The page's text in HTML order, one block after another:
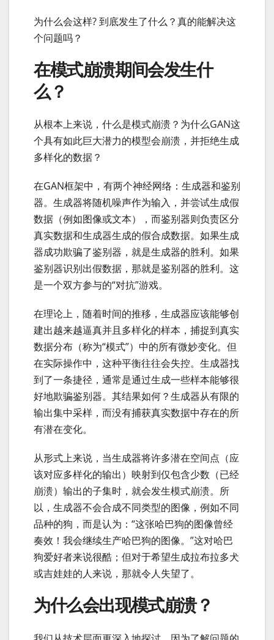
为什么会这样? 到底发生了什么？真的能解决这
个问题吗？
在模式崩溃期间会发生什
么？
从根本上来说，什么是模式崩溃？为什么GAN这
个具有如此巨大潜力的模型会崩溃，并拒绝生成
多样化的数据？
在GAN框架中，有两个神经网络：生成器和鉴别
器。生成器将随机噪声作为输入，并尝试生成假
数据（例如图像或文本），而鉴别器则负责区分
真实数据和生成器生成的假合成数据。如果生成
器成功欺骗了鉴别器，就是生成器的胜利。如果
鉴别器识别出假数据，那就是鉴别器的胜利。这
是一个双方参与的“对抗”游戏。
在理论上，随着时间的推移，生成器应该能够创
建出越来越逼真并且多样化的样本，捕捉到真实
数据分布（称为“模式”）中的所有微妙变化。但
在实际操作中，这种平衡往往会失控。生成器找
到了一条捷径，通常是通过生成一些样本能够很
好地欺骗鉴别器。其结果如何？生成器从有限的
输出集中采样，而没有捕获真实数据中存在的所
有潜在变化。
从形式上来说，当生成器将许多潜在空间点（应
该对应多样化的输出）映射到仅包含少数（已经
崩溃）输出的子集时，就会发生模式崩溃。所
以，生成器不会合成不同类型的图像，例如不同
品种的狗，而是认为：“这张哈巴狗的图像曾经
奏效！我会继续生产哈巴狗的图像。”这对哈巴
狗爱好者来说很酷；但对于希望生成拉布拉多犬
或吉娃娃的人来说，那就令人失望了。
为什么会出现模式崩溃？